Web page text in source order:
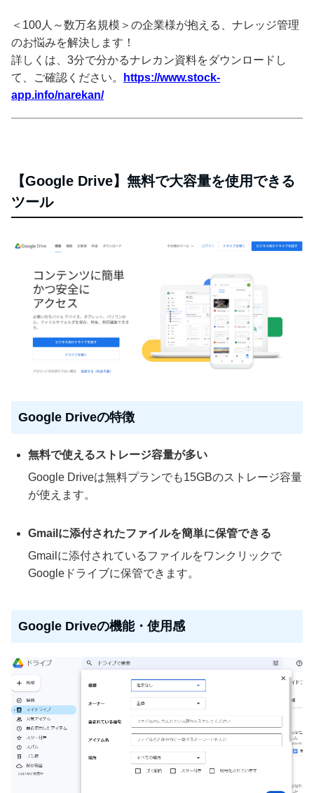
＜100人～数万名規模＞の企業様が抱える、ナレッジ管理
のお悩みを解決します！
詳しくは、3分で分かるナレカン資料をダウンロードし
て、ご確認ください。
https://www.stock-
app.info/narekan/
【Google Drive】無料で大容量を使用できる
ツール
Google Driveの特徴
無料で使えるストレージ容量が多い
Google Driveは無料プランでも15GBのストレージ容量
が使えます。
Gmailに添付されたファイルを簡単に保管できる
Gmailに添付されているファイルをワンクリックで
Googleドライブに保管できます。
Google Driveの機能・使用感